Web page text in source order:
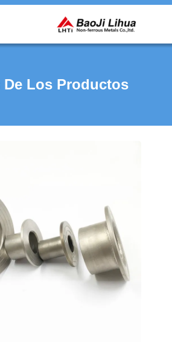
De Los Productos